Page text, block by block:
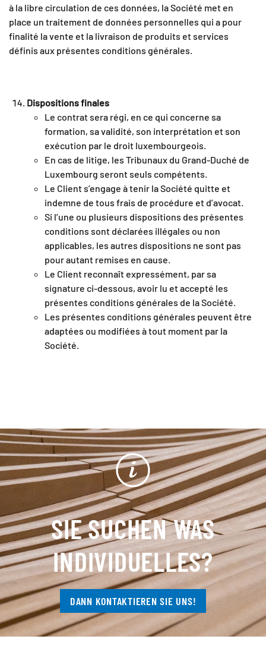
à la libre circulation de ces données, la Société met en
place un traitement de données personnelles qui a pour
finalité la vente et la livraison de produits et services
définis aux présentes conditions générales.
Dispositions finales
Le contrat sera régi, en ce qui concerne sa
formation, sa validité, son interprétation et son
exécution par le droit luxembourgeois.
En cas de litige, les Tribunaux du Grand-Duché de
Luxembourg seront seuls compétents.
Le Client s’engage à tenir la Société quitte et
indemne de tous frais de procédure et d’avocat.
Si l’une ou plusieurs dispositions des présentes
conditions sont déclarées illégales ou non
applicables, les autres dispositions ne sont pas
pour autant remises en cause.
Le Client reconnaît expressément, par sa
signature ci-dessous, avoir lu et accepté les
présentes conditions générales de la Société.
Les présentes conditions générales peuvent être
adaptées ou modifiées à tout moment par la
Société.
SIE SUCHEN WAS
INDIVIDUELLES?
DANN KONTAKTIEREN SIE UNS!